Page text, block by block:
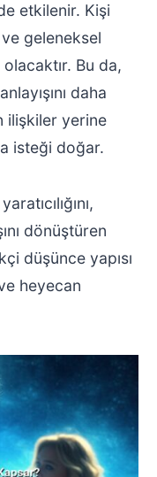
etkilenir. Kişi
geleneksel
Bu da,
daha
ilişkiler yerine
isteği doğar.
dönüştüren
düşünce yapısı
heyecan